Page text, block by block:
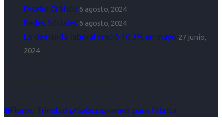
Diseño Gráfico 6 agosto, 2024
Redes Sociales 6 agosto, 2024
La demanda laboral creció 10,3% en mayo 27 junio,
2024
☎️Flores, Trinidad ✔️Seleccionamos para Fábrica